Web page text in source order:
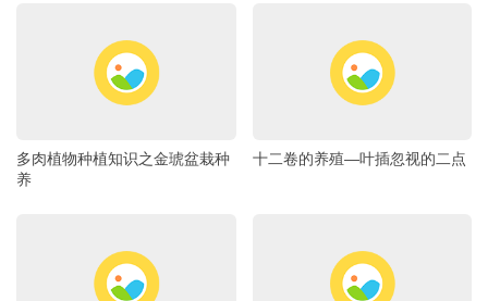
多肉植物种植知识之金琥盆栽种
养
十二卷的养殖―叶插忽视的二点